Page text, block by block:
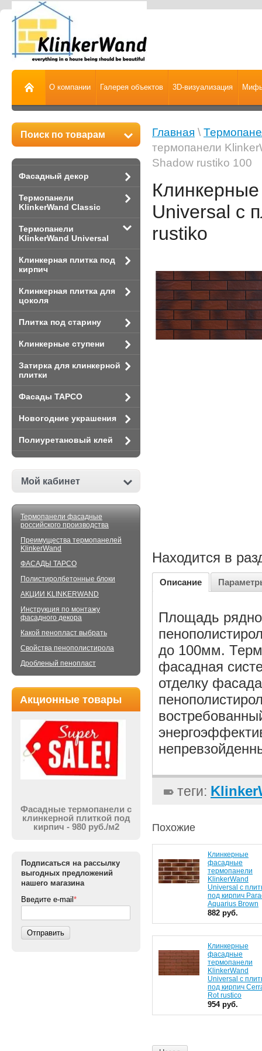
О компании Галерея объектов 3D-визуализация
Поиск по товарам
Фасадный декор
Термопанели
KlinkerWand Classic
Термопанели
KlinkerWand Universal
Клинкерная плитка под
кирпич
Клинкерная плитка для
цоколя
Плитка под старину
Клинкерные ступени
Затирка для клинкерной
плитки
Фасады TAPCO
Новогодние украшения
Полиуретановый клей
Мой кабинет
Термопанели фасадные
российского производства
Преимущества термопанелей
KlinkerWand
ФАСАДЫ TAPCO
Полистиролбетонные блоки
АКЦИИ KLINKERWAND
Инструкция по монтажу
фасадного декора
Какой пенопласт выбрать
Свойства пенополистирола
Дробленый пенопласт
Акционные товары
Фасадные термопанели с
клинкерной плиткой под
кирпич - 980 руб./м2
Подписаться на рассылку
выгодных предложений
нашего магазина
Введите e-mail *
Отправить
Главная \
термопанели
Shadow rustiko 100
Universal с
rustiko
Находится в
Описание
Площадь
до 100мм.
фасадная
отделку
теги:
Похожие
Клинкерные
фасадные
термопанели
KlinkerWand
Universal с
под кирпич
Aquarius Brown
882 руб.
Клинкерные
фасадные
термопанели
KlinkerWand
Universal с
под кирпич
Rot rustico
954 руб.